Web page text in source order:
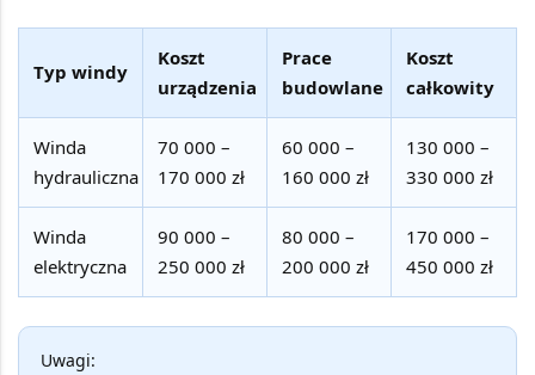
Typ windy
Koszt
urządzenia
Prace
budowlane
Koszt
całkowity
Winda
hydrauliczna
70 000 –
170 000 zł
60 000 –
160 000 zł
130 000 –
330 000 zł
Winda
elektryczna
90 000 –
250 000 zł
80 000 –
200 000 zł
170 000 –
450 000 zł
Uwagi: